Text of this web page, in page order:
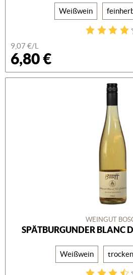
Weißwein
9,07 €/L
6,80 €
WEINGUT
SPÄTBURGUNDER BLANC
Weißwein trocken